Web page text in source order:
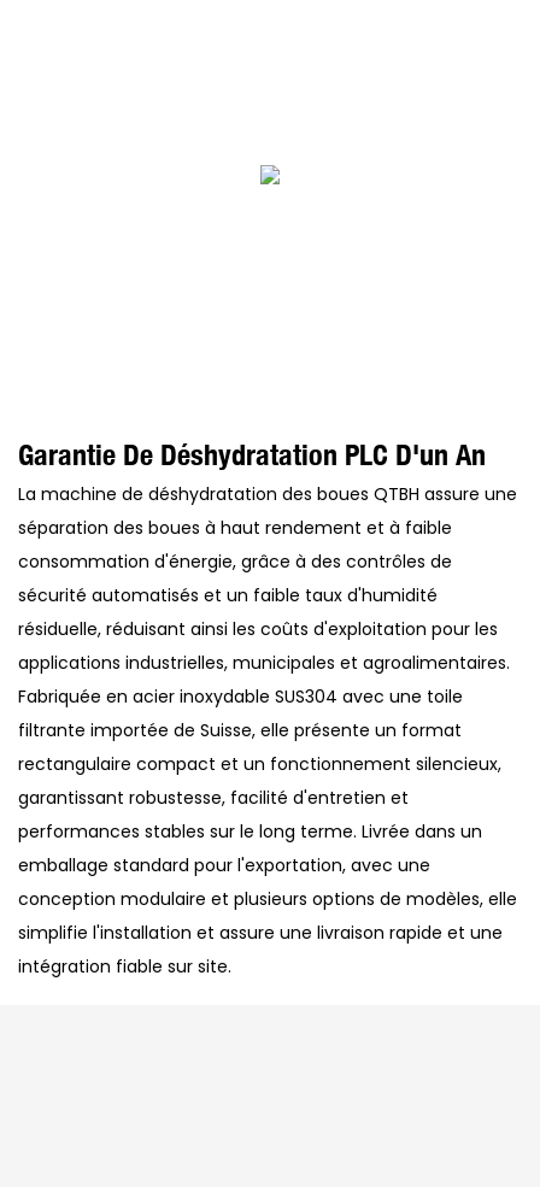
Garantie De Déshydratation PLC D'un An
La machine de déshydratation des boues QTBH assure une
séparation des boues à haut rendement et à faible
consommation d'énergie, grâce à des contrôles de
sécurité automatisés et un faible taux d'humidité
résiduelle, réduisant ainsi les coûts d'exploitation pour les
applications industrielles, municipales et agroalimentaires.
Fabriquée en acier inoxydable SUS304 avec une toile
filtrante importée de Suisse, elle présente un format
rectangulaire compact et un fonctionnement silencieux,
garantissant robustesse, facilité d'entretien et
performances stables sur le long terme. Livrée dans un
emballage standard pour l'exportation, avec une
conception modulaire et plusieurs options de modèles, elle
simplifie l'installation et assure une livraison rapide et une
intégration fiable sur site.